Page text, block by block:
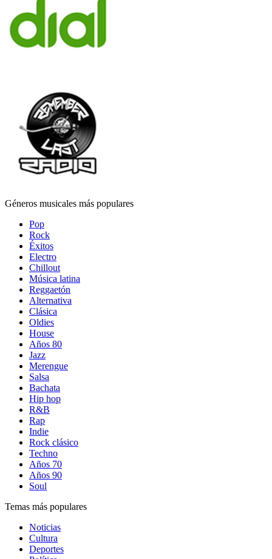
Géneros musicales más populares
Pop
Rock
Éxitos
Electro
Chillout
Música latina
Reggaetón
Alternativa
Clásica
Oldies
House
Años 80
Jazz
Merengue
Salsa
Bachata
Hip hop
R&B
Rap
Indie
Rock clásico
Techno
Años 70
Años 90
Soul
Temas más populares
Noticias
Cultura
Deportes